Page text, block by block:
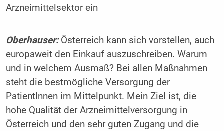
Arzneimittelsektor ein
Oberhauser:Österreich kann sich vorstellen, auch
europaweit den Einkauf auszuschreiben. Warum
und in welchem Ausmaß? Bei allen Maßnahmen
steht die bestmögliche Versorgung der
PatientInnen im Mittelpunkt. Mein Ziel ist, die
hohe Qualität der Arzneimittelversorgung in
Österreich und den sehr guten Zugang und die